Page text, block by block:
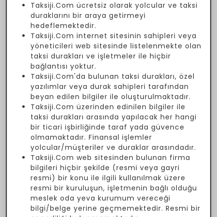
Taksiji.Com ücretsiz olarak yolcular ve taksi
duraklarını bir araya getirmeyi
hedeflemektedir.
Taksiji.Com internet sitesinin sahipleri veya
yöneticileri web sitesinde listelenmekte olan
taksi durakları ve işletmeler ile hiçbir
bağlantısı yoktur.
Taksiji.Com'da bulunan taksi durakları, özel
yazılımlar veya durak sahipleri tarafından
beyan edilen bilgiler ile oluşturulmaktadır.
Taksiji.Com üzerinden edinilen bilgiler ile
taksi durakları arasında yapılacak her hangi
bir ticari işbirliğinde taraf yada güvence
olmamaktadır. Finansal işlemler
yolcular/müşteriler ve duraklar arasındadır.
Taksiji.Com web sitesinden bulunan firma
bilgileri hiçbir şekilde (resmi veya gayri
resmi) bir konu ile ilgili kullanılmak üzere
resmi bir kuruluşun, işletmenin bağlı olduğu
meslek oda yeva kurumum vereceği
bilgi/belge yerine geçmemektedir. Resmi bir